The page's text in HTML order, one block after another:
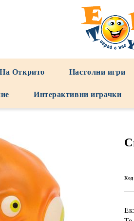
На Открито Настолни игри
Интерактивни играчки